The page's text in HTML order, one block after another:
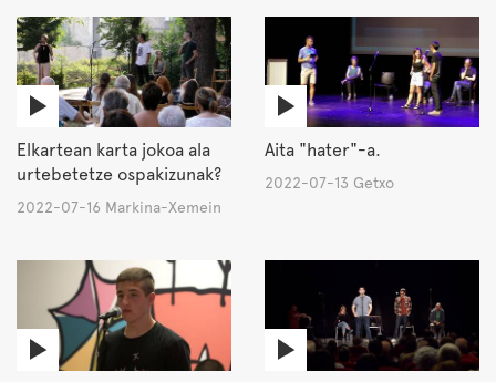
Elkartean karta jokoa ala
urtebetetze ospakizunak?
2022-07-16 Markina-Xemein
Aita "hater"-a.
2022-07-13 Getxo